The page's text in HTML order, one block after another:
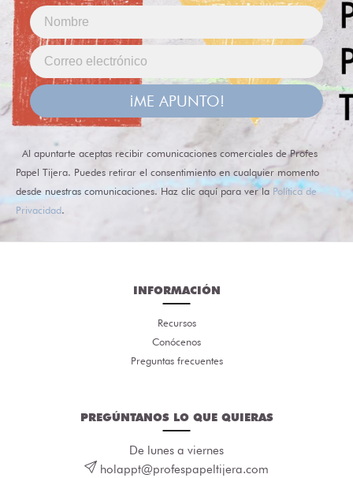
¡ME APUNTO!
Al apuntarte aceptas recibir comunicaciones comerciales de Profes
Papel Tijera. Puedes retirar el consentimiento en cualquier momento
desde nuestras comunicaciones. Haz clic aquí para ver la Política de
Privacidad.
INFORMACIÓN
Recursos
Conócenos
Preguntas frecuentes
PREGÚNTANOS LO QUE QUIERAS
De lunes a viernes
holappt@profespapeltijera.com